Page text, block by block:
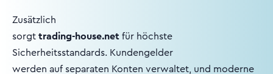
Zusätzlich
sorgt trading-house.net für höchste
Sicherheitsstandards. Kundengelder
werden auf separaten Konten verwaltet, und moderne